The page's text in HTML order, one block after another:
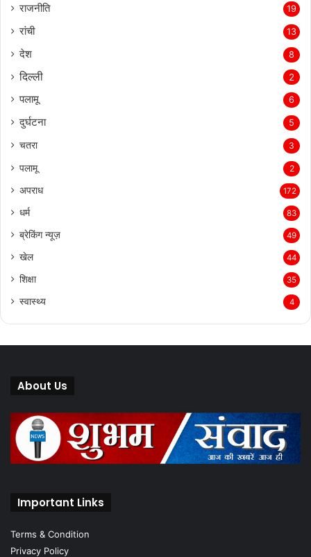
राजनीति 19
रांची 13
देश 8
दिल्‍ली 2
पलामू 6
दुर्घटना 5
चतरा 3
पलामू 2
अपराध 172
धर्म 83
ब्रेकिंग न्यूज़ 49
खेल 44
शिक्षा 35
स्वास्थ्य 4
About Us
Important Links
Terms & Condition
Privacy Policy